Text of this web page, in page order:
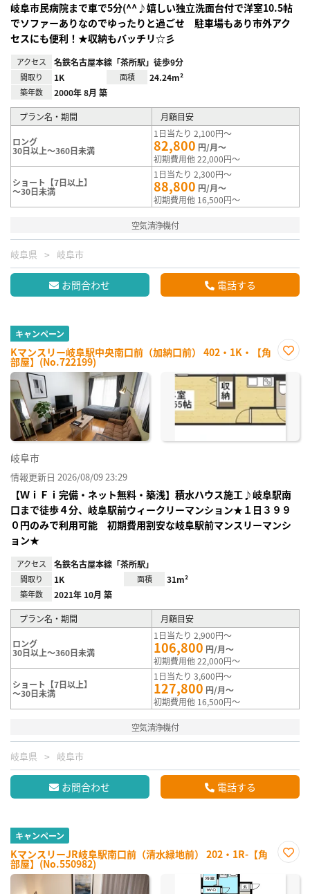
岐阜市民病院まで車で5分(^^♪嬉しい独立洗面台付で洋室10.5帖
でソファーありなのでゆったりと過ごせ 駐車場もあり市外アク
セスにも便利！★収納もバッチリ☆彡
アクセス 名鉄名古屋本線「茶所駅」徒歩9分
間取り 1K 面積 24.24m²
築年数 2000年 8月 築
プラン名・期間 月額目安
ロング
30日以上～360日未満
1日当たり 2,100円～
82,800 円/月～
初期費用他 22,000円～
ショート【7日以上】
～30日未満
1日当たり 2,300円～
88,800 円/月～
初期費用他 16,500円～
空気清浄機付
岐阜県 岐阜市
お問合わせ 電話する
キャンペーン
Kマンスリー岐阜駅中央南口前（加納口前） 402・1K・【角
部屋】(No.722199)
に入
り登
録
岐阜市
情報更新日 2026/08/09 23:29
【ＷｉＦｉ完備・ネット無料・築浅】積水ハウス施工♪岐阜駅南
口まで徒歩４分、岐阜駅前ウィークリーマンション★１日３９９
０円のみで利用可能 初期費用割安な岐阜駅前マンスリーマンシ
ョン★
アクセス 名鉄名古屋本線「茶所駅」
間取り 1K 面積 31m²
築年数 2021年 10月 築
プラン名・期間 月額目安
ロング
30日以上～360日未満
1日当たり 2,900円～
106,800 円/月～
初期費用他 22,000円～
ショート【7日以上】
～30日未満
1日当たり 3,600円～
127,800 円/月～
初期費用他 16,500円～
空気清浄機付
岐阜県 岐阜市
お問合わせ 電話する
キャンペーン
KマンスリーJR岐阜駅南口前（清水緑地前） 202・1R-【角
部屋】(No.550982)
に入